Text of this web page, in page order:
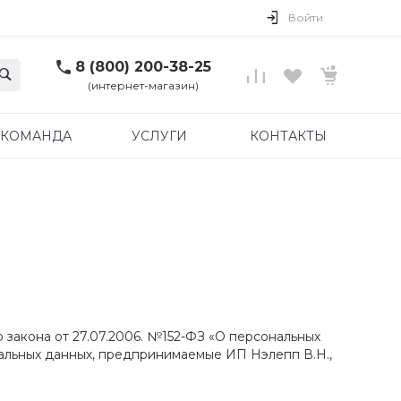
Войти
8 (800) 200-38-25
(интернет-магазин)
КОМАНДА УСЛУГИ КОНТАКТЫ
от 27.07.2006. №152-ФЗ «О персональных
данных, предпринимаемые ИП Нэлепп В.Н.,